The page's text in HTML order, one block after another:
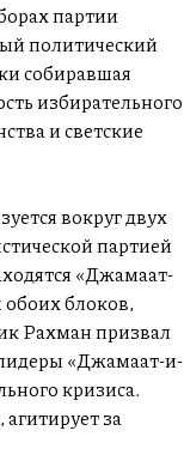
партии
политический
собиравшая
избирательного
и светские
вокруг двух
партией
«Джамаат-
блоков,
Рахман призвал
«Джамаат-и-
кризиса.
за